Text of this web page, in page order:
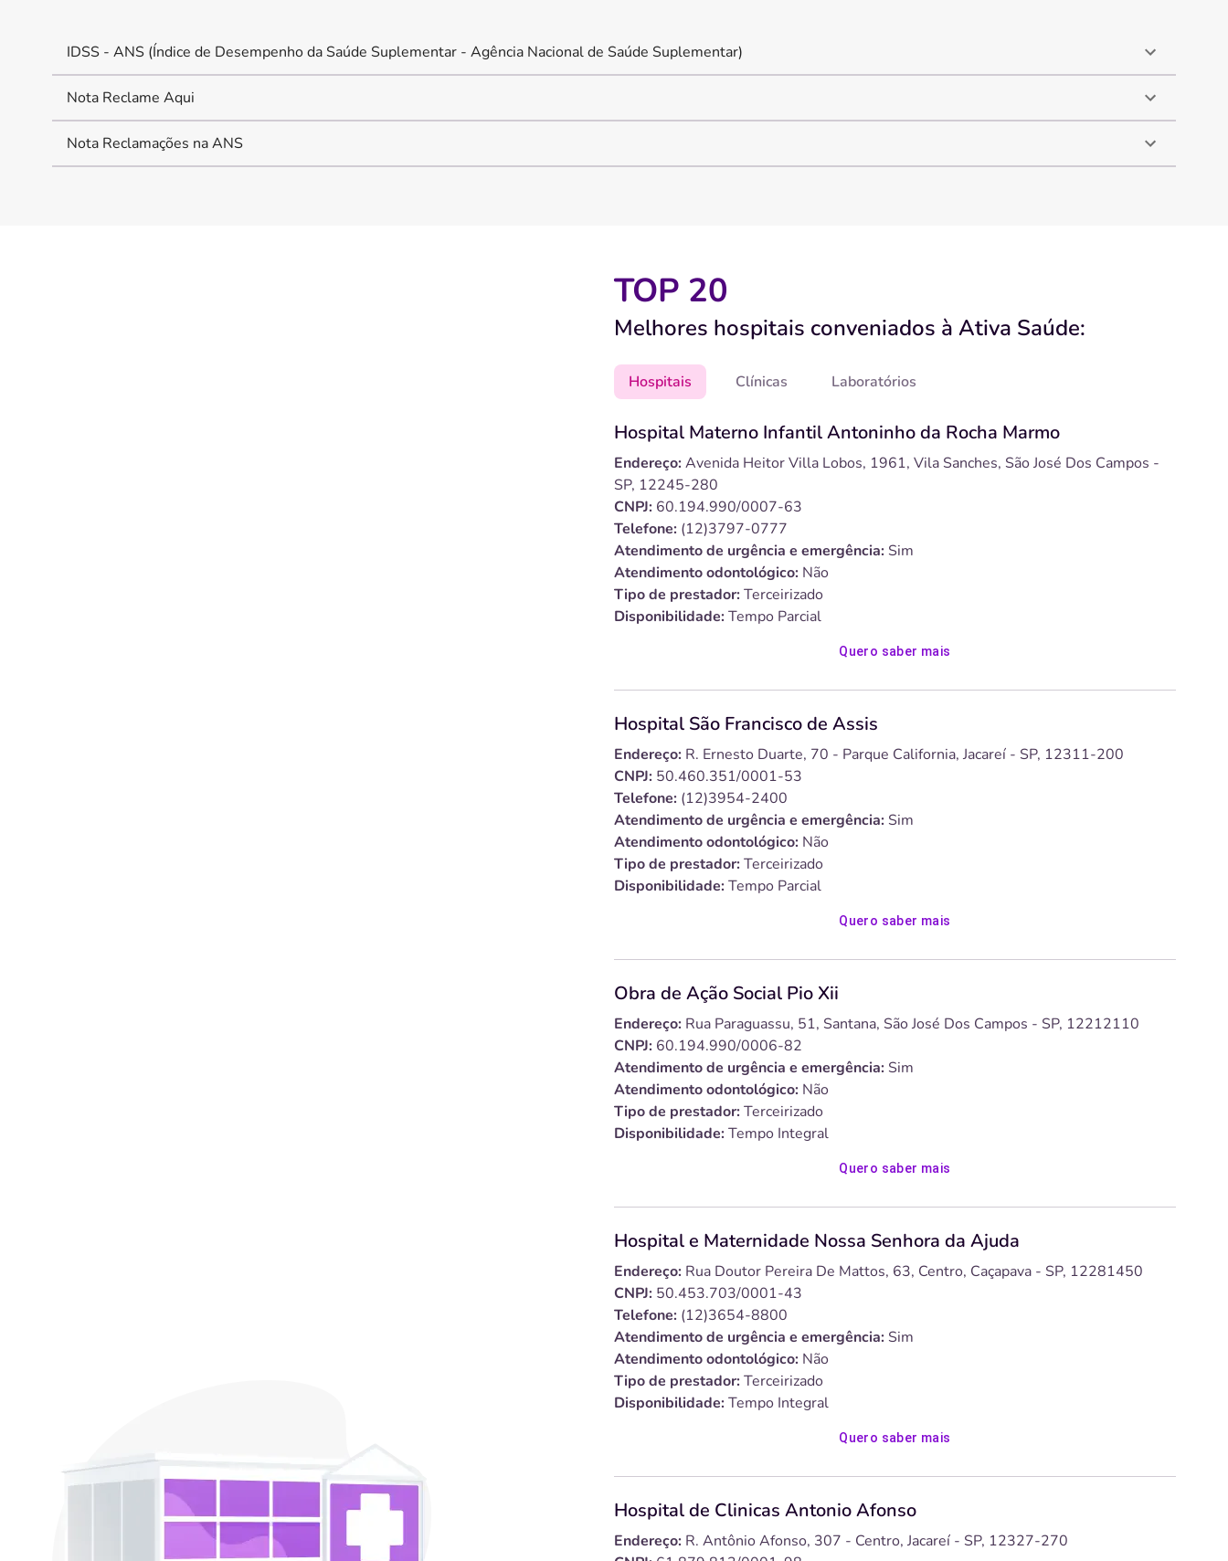
IDSS - ANS (Índice de Desempenho da Saúde Suplementar - Agência Nacional de Saúde Suplementar)
Nota Reclame Aqui
Nota Reclamações na ANS
TOP 20
Melhores hospitais conveniados à Ativa Saúde:
Hospitais Clínicas Laboratórios
Hospital Materno Infantil Antoninho da Rocha Marmo
Endereço:Avenida Heitor Villa Lobos, 1961, Vila Sanches, São José Dos Campos -
SP, 12245-280
CNPJ: 60.194.990/0007-63
Telefone: (12)3797-0777
Atendimento de urgência e emergência: Sim
Atendimento odontológico: Não
Tipo de prestador:Terceirizado
Disponibilidade:Tempo Parcial
Quero saber mais
Hospital São Francisco de Assis
Endereço: R. Ernesto Duarte, 70 - Parque California, Jacareí - SP, 12311-200
CNPJ: 50.460.351/0001-53
Telefone: (12)3954-2400
Atendimento de urgência e emergência: Sim
Atendimento odontológico: Não
Tipo de prestador:Terceirizado
Disponibilidade:Tempo Parcial
Quero saber mais
Obra de Ação Social Pio Xii
Endereço: Rua Paraguassu, 51, Santana, São José Dos Campos - SP, 12212110
CNPJ: 60.194.990/0006-82
Atendimento de urgência e emergência: Sim
Atendimento odontológico: Não
Tipo de prestador:Terceirizado
Disponibilidade:Tempo Integral
Quero saber mais
Hospital e Maternidade Nossa Senhora da Ajuda
Endereço: Rua Doutor Pereira De Mattos, 63, Centro, Caçapava - SP, 12281450
CNPJ: 50.453.703/0001-43
Telefone: (12)3654-8800
Atendimento de urgência e emergência: Sim
Atendimento odontológico: Não
Tipo de prestador:Terceirizado
Disponibilidade:Tempo Integral
Quero saber mais
Hospital de Clinicas Antonio Afonso
Endereço: R. Antônio Afonso, 307 - Centro, Jacareí - SP, 12327-270